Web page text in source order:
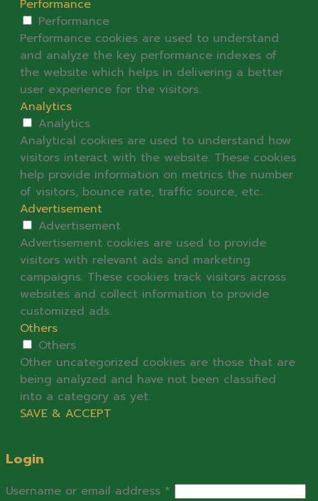
Performance
Performance
Performance cookies are used to understand
and analyze the key performance indexes of
the website which helps in delivering a better
user experience for the visitors.
Analytics
Analytics
Analytical cookies are used to understand how
visitors interact with the website. These cookies
help provide information on metrics the number
of visitors, bounce rate, traffic source, etc.
Advertisement
Advertisement
Advertisement cookies are used to provide
visitors with relevant ads and marketing
campaigns. These cookies track visitors across
websites and collect information to provide
customized ads.
Others
Others
Other uncategorized cookies are those that are
being analyzed and have not been classified
into a category as yet.
SAVE & ACCEPT
Login
Username or email address *